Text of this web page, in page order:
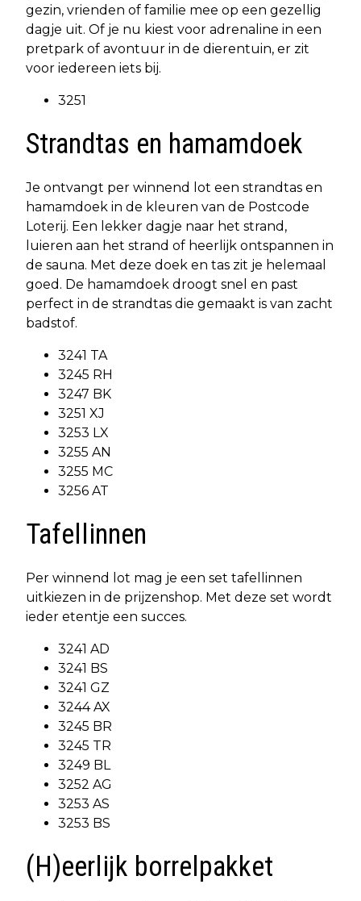
gezin, vrienden of familie mee op een gezellig
dagje uit. Of je nu kiest voor adrenaline in een
pretpark of avontuur in de dierentuin, er zit
voor iedereen iets bij.
3251
Strandtas en hamamdoek
Je ontvangt per winnend lot een strandtas en
hamamdoek in de kleuren van de Postcode
Loterij. Een lekker dagje naar het strand,
luieren aan het strand of heerlijk ontspannen in
de sauna. Met deze doek en tas zit je helemaal
goed. De hamamdoek droogt snel en past
perfect in de strandtas die gemaakt is van zacht
badstof.
3241 TA
3245 RH
3247 BK
3251 XJ
3253 LX
3255 AN
3255 MC
3256 AT
Tafellinnen
Per winnend lot mag je een set tafellinnen
uitkiezen in de prijzenshop. Met deze set wordt
ieder etentje een succes.
3241 AD
3241 BS
3241 GZ
3244 AX
3245 BR
3245 TR
3249 BL
3252 AG
3253 AS
3253 BS
(H)eerlijk borrelpakket